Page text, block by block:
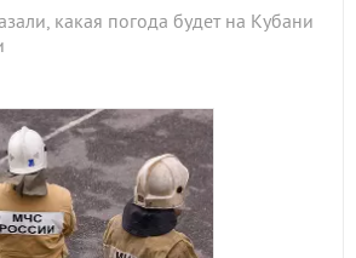
какая погода будет на Кубани